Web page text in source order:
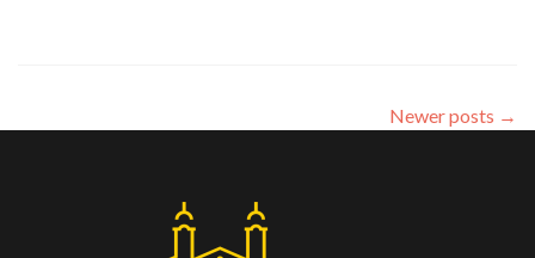
Nagytemplomban
–
Newer posts →